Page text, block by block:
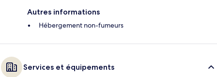
Autres informations
Hébergement non-fumeurs
Services et équipements